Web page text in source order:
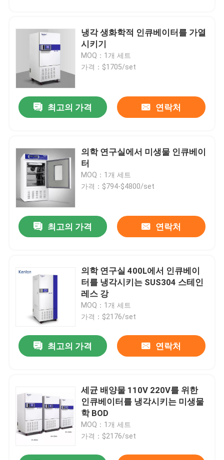
냉각 생화학적 인큐베이터를 가열
시키기
MOQ：1개 세트
가격：$1705/set
최고의 가격 연락처
의학 연구실에서 미생물 인큐베이
터
MOQ：1개 세트
가격：$794-$4800/set
최고의 가격 연락처
의학 연구실 400L에서 인큐베이
터를 냉각시키는 SUS304 스테인
레스 강
MOQ：1개 세트
가격：$2176/set
최고의 가격 연락처
세균 배양물 110V 220V를 위한
인큐베이터를 냉각시키는 미생물
학 BOD
MOQ：1개 세트
가격：$2176/set